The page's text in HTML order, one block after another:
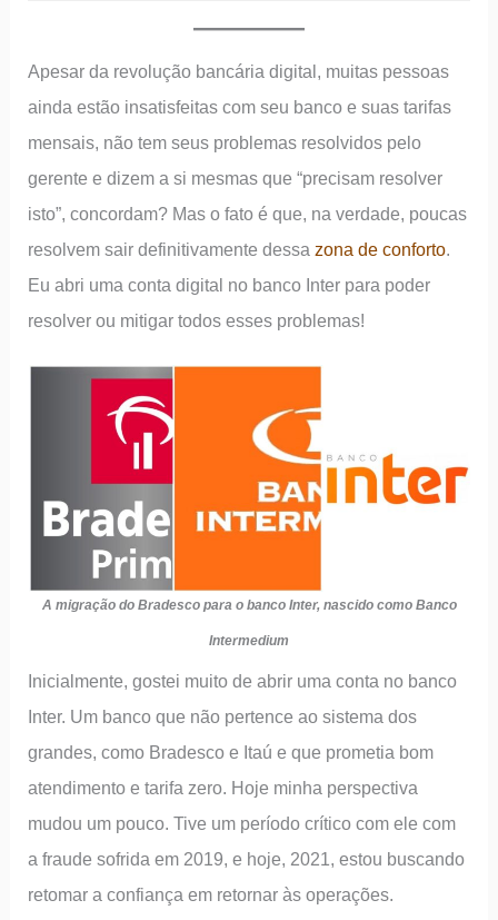
Apesar da revolução bancária digital, muitas pessoas
ainda estão insatisfeitas com seu banco e suas tarifas
mensais, não tem seus problemas resolvidos pelo
gerente e dizem a si mesmas que “precisam resolver
isto”, concordam? Mas o fato é que, na verdade, poucas
resolvem sair definitivamente dessazona de conforto.
Eu abri uma conta digital no banco Inter para poder
resolver ou mitigar todos esses problemas!
A migração do Bradesco para o banco Inter, nascido como Banco
Intermedium
Inicialmente, gostei muito de abrir uma conta no banco
Inter. Um banco que não pertence ao sistema dos
grandes, como Bradesco e Itaú e que prometia bom
atendimento e tarifa zero. Hoje minha perspectiva
mudou um pouco. Tive um período crítico com ele com
a fraude sofrida em 2019, e hoje, 2021, estou buscando
retomar a confiança em retornar às operações.